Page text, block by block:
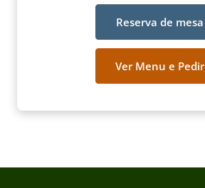
Reserva de mesa
Ver Menu e Pedir